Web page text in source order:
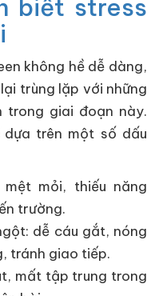
biết stress
không hề dễ dàng,
trùng lặp với những
trong giai đoạn này.
dựa trên một số dấu
mỏi, thiếu năng
trường.
dễ cáu gắt, nóng
tránh giao tiếp.
mất tập trung trong